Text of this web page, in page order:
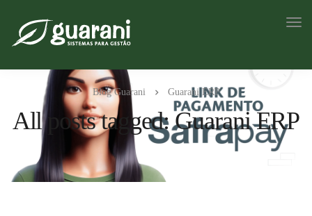
Blog Guarani Guarani ERP
All posts tagged: Guarani ERP